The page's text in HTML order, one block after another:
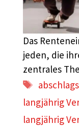
Das
jeden, die
zentrales
langjährig
langjährig